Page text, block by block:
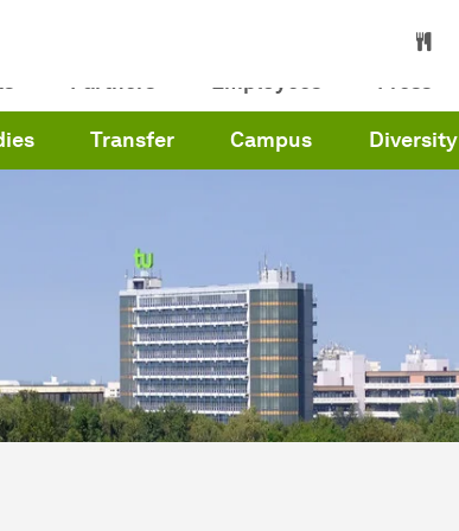
Partners Employees Press
Transfer Campus Diversity
here: